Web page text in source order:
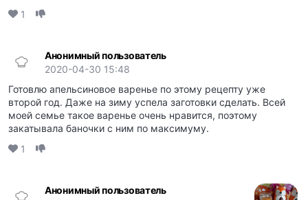
1
Анонимный пользователь
2020-04-30 15:48
Готовлю апельсиновое варенье по этому рецепту уже
второй год. Даже на зиму успела заготовки сделать. Всей
моей семье такое варенье очень нравится, поэтому
закатывала баночки с ним по максимуму.
1
Анонимный пользователь